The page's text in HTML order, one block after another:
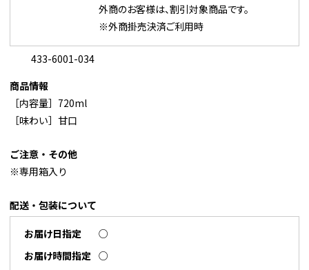
外商のお客様は、割引対象商品です。
※外商掛売決済ご利用時
433-6001-034
商品情報
［内容量］720ml
［味わい］甘口
ご注意・その他
※専用箱入り
配送・包装について
お届け日指定
○
お届け時間指定 ○